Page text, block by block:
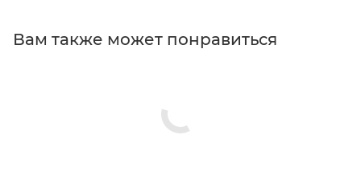
телефон или e-mail придет уникальный код.
Почтовая доставка через почту России. Когда
заказ придет в отделение, на ваш адрес придет
Вам также может понравиться